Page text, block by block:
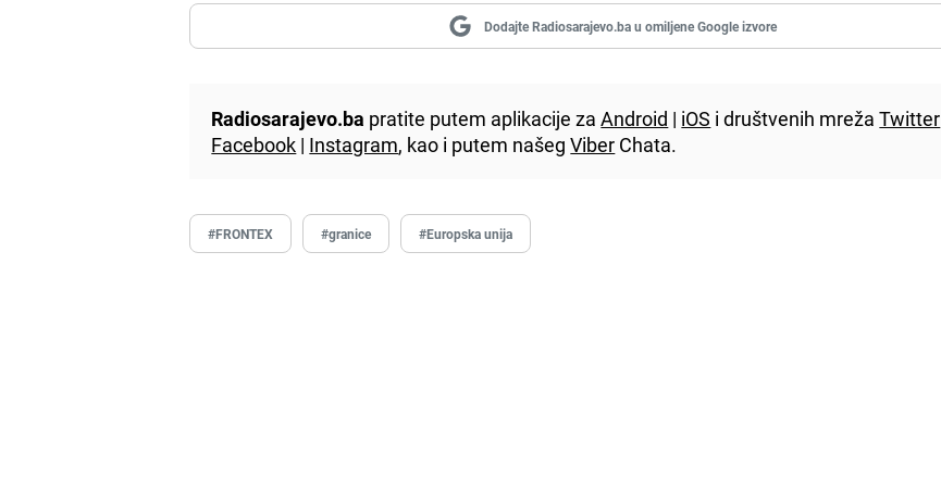
Dodajte Radiosarajevo.ba u omiljene Google izvore
Radiosarajevo.ba pratite putem aplikacije zaAndroid | iOS i društvenih mrežaTwitter
Facebook | Instagram, kao i putem našegViber Chata.
#FRONTEX #granice #Europska unija